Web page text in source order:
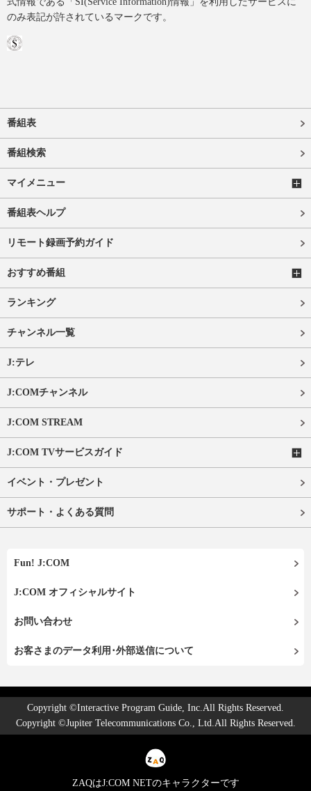
のみ表記が許されているマークです。
番組表
番組検索
マイメニュー
番組表ヘルプ
リモート録画予約ガイド
おすすめ番組
ランキング
チャンネル一覧
J:テレ
J:COMチャンネル
J:COM STREAM
J:COM TVサービスガイド
イベント・プレゼント
サポート・よくある質問
Fun! J:COM
J:COM オフィシャルサイト
お問い合わせ
お客さまのデータ利用･外部送信について
Copyright ©Interactive Program Guide, Inc.All Rights Reserved.
Copyright ©Jupiter Telecommunications Co., Ltd.All Rights Reserved.
ZAQはJ:COM NETのキャラクターです